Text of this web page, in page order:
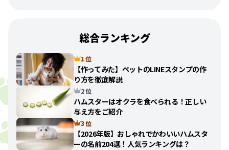
総合ランキング
1 位
【作ってみた】ペットのLINEスタンプの作
り方を徹底解説
2 位
ハムスターはオクラを食べられる！正しい
与え方をご紹介
3 位
【2026年版】おしゃれでかわいいハムスタ
ーの名前204選！人気ランキングは？